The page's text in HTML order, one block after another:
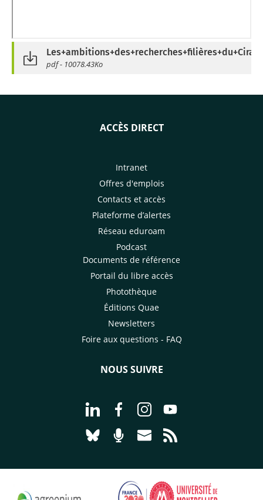
pdf - 10078.43Ko
ACCÈS DIRECT
Intranet
Offres d'emplois
Contacts et accès
Plateforme d’alertes
Réseau eduroam
Podcast
Documents de référence
Portail du libre accès
Photothèque
Éditions Quae
Newsletters
Foire aux questions - FAQ
NOUS SUIVRE
Aller à la page Nous suivre sur
Aller à la page Nous suivre sur
Aller à la page Nous
Aller à la page
Aller à la page Nous suivre sur
Aller à la page Nourrir le
Aller à la page Nous